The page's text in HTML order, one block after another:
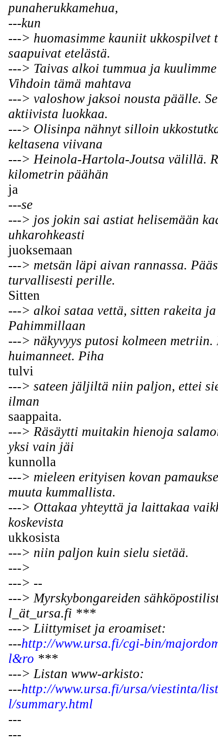
punaherukkamehua,
---kun
---> huomasimme kauniit ukkospilvet
saapuivat etelästä.
---> Taivas alkoi tummua ja
Vihdoin tämä mahtava
---> valoshow jaksoi nousta päälle.
aktiivista luokkaa.
---> Olisinpa nähnyt silloin
keltasena viivana
---> Heinola-Hartola-Joutsa välillä.
kilometrin päähän
ja
---se
---> jos jokin sai astiat helisemään
uhkarohkeasti
juoksemaan
---> metsän läpi aivan rannassa.
turvallisesti perille.
Sitten
---> alkoi sataa vettä, sitten rakeita
Pahimmillaan
---> näkyvyys putosi kolmeen metriin.
huimanneet. Piha
tulvi
---> sateen jäljiltä niin paljon, ettei
ilman
saappaita.
---> Räsäytti muitakin hienoja
yksi vain jäi
kunnolla
---> mieleen erityisen kovan
muuta kummallista.
---> Ottakaa yhteyttä ja laittakaa
koskevista
ukkosista
---> niin paljon kuin sielu sietää.
--->
---> --
---> Myrskybongareiden
l_ät_ursa.fi ***
---> Liittymiset ja eroamiset:
---http://www.ursa.fi/cgi-bin/
l&ro ***
---> Listan www-arkisto:
---http://www.ursa.fi/ursa/viestinta/
l/summary.html
---
---